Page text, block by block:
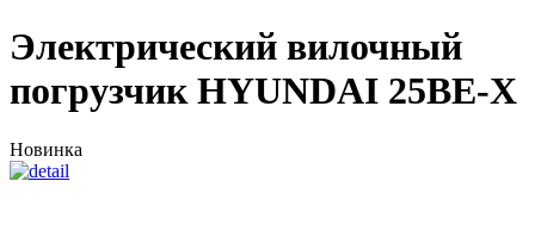
Электрический вилочный
погрузчик HYUNDAI 25BE-X
Новинка